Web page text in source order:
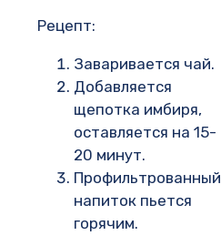
Рецепт:
Заваривается чай.
Добавляется
щепотка имбиря,
оставляется на 15-
20 минут.
Профильтрованный
напиток пьется
горячим.